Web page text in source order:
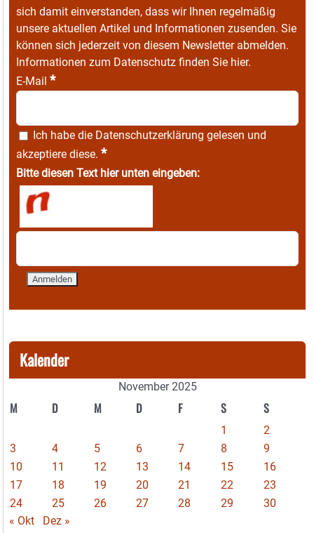
sich damit einverstanden, dass wir Ihnen regelmäßig
unsere aktuellen Artikel und Informationen zusenden. Sie
können sich jederzeit von diesem Newsletter abmelden.
Informationen zum Datenschutz finden Sie hier.
E-Mail *
Ich habe die Datenschutzerklärung gelesen und
akzeptiere diese. *
Bitte diesen Text hier unten eingeben:
Kalender
November 2025
M D M D F S S
1
2
3
4 5 6 7 8
9
10
11 12 13 14 15
16
17
18 19 20 21 22
23
24
25 26 27 28 29
30
« Okt
Dez »